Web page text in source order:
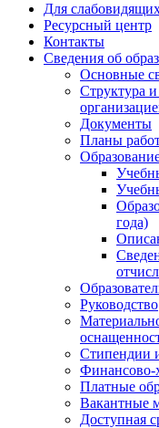
Для
Ресурсный центр
Контакты
Сведения об
Основные
Структура
Документы
Планы
года)
Руководство
Стипендии
Финансово-
Платные
Вакантные
Доступная